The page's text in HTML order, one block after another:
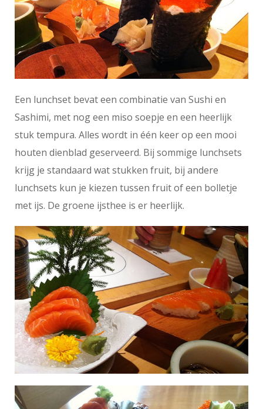
Een lunchset bevat een combinatie van Sushi en
Sashimi, met nog een miso soepje en een heerlijk
stuk tempura. Alles wordt in één keer op een mooi
houten dienblad geserveerd. Bij sommige lunchsets
krijg je standaard wat stukken fruit, bij andere
lunchsets kun je kiezen tussen fruit of een bolletje
met ijs. De groene ijsthee is er heerlijk.